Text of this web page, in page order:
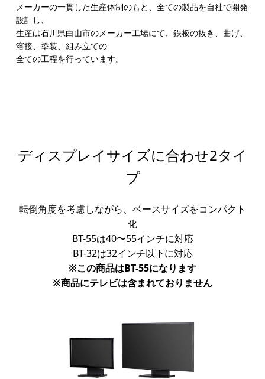
メーカーの一貫した生産体制のもと、全ての製品を自社で開発
設計し、
生産は石川県白山市のメーカー工場にて、鉄板の抜き、曲げ、
溶接、塗装、組み立ての
全ての工程を行っています。
ディスプレイサイズに合わせ2タイ
プ
転倒角度を考慮しながら、ベースサイズをコンパクト
化
BT-55は40〜55インチに対応
BT-32は32インチ以下に対応
※この商品はBT-55になります
※商品にテレビは含まれておりません